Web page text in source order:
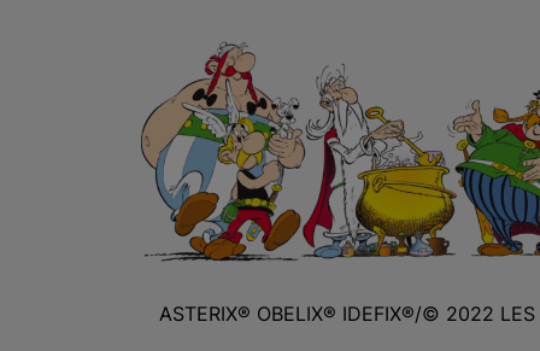
ASTERIX® OBELIX® IDEFIX®/© 2022 LES